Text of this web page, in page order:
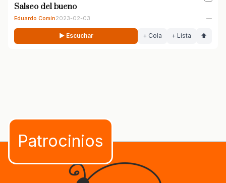
Salseo del bueno
Eduardo Comín2023-02-03 —
▶ Escuchar + Cola + Lista ⬆